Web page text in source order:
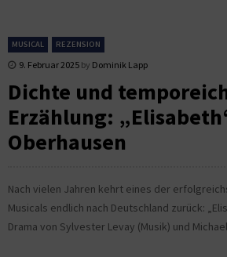
MUSICAL REZENSION
9. Februar 2025 by Dominik Lapp
Dichte und
Erzählung:
Oberhausen
Nach vielen Jahren kehrt eines der
Musicals endlich nach Deutschland zurück:
Drama von Sylvester Levay (Musik) und